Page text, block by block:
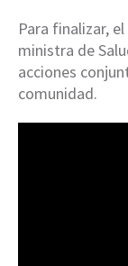
Para finalizar,
ministra de
acciones
comunidad.